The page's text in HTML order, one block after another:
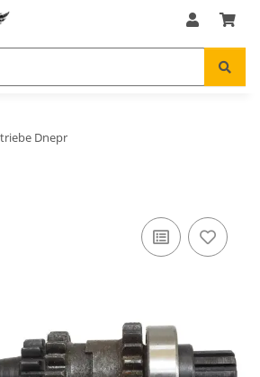
Dnepr